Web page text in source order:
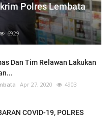
Polres Lembata
6929
Dan Tim Relawan Lakukan
Apr 27, 2020 4903
COVID-19, POLRES